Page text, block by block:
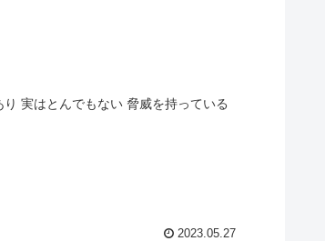
実はとんでもない 脅威を持っている
2023.05.27